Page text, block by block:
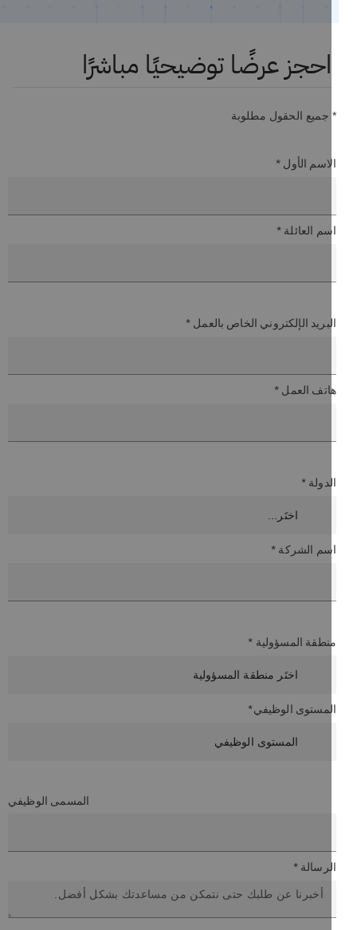
احجز عرضًا توضيحيًا مباشرًا
جميع الحقول مطلوبة
الأول *
العائلة *
الإلكتروني الخاص بالعمل *
العمل *
*
الشركة *
المسؤولية *
الوظيفي*
المسمى الوظيفي
*